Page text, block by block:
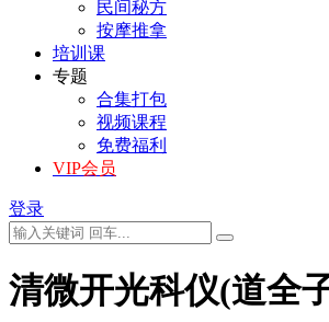
民间秘方
按摩推拿
培训课
专题
合集打包
视频课程
免费福利
VIP会员
登录
清微开光科仪(道全